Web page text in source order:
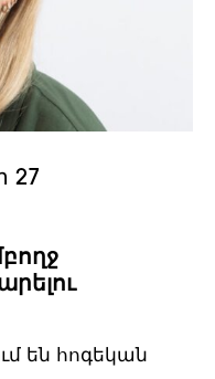
27
են հոգեկան